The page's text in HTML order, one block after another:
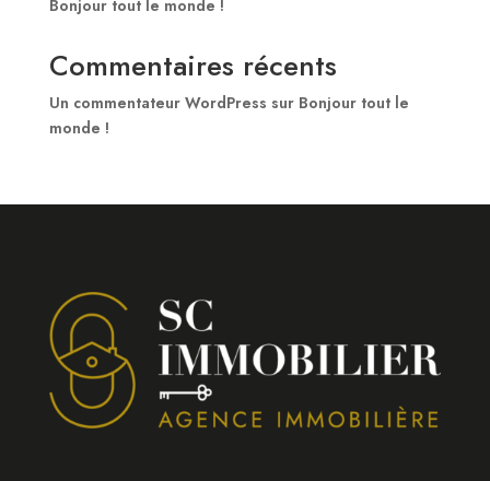
Bonjour tout le monde !
Commentaires récents
Un commentateur WordPress sur Bonjour tout le
monde !